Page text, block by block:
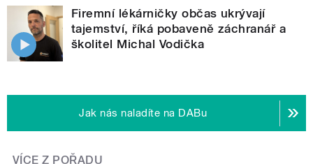
Firemní lékárničky občas ukrývají
tajemství, říká pobaveně záchranář a
školitel Michal Vodička
Jak nás naladíte na DABu
VÍCE Z POŘADU